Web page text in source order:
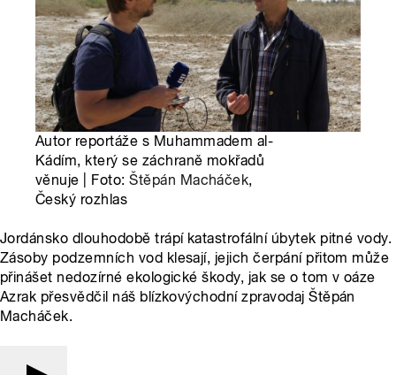
Autor reportáže s Muhammadem al-
Kádím, který se záchraně mokřadů
věnuje | Foto:Štěpán Macháček,
Český rozhlas
Jordánsko dlouhodobě trápí katastrofální úbytek pitné vody.
Zásoby podzemních vod klesají, jejich čerpání přitom může
přinášet nedozírné ekologické škody, jak se o tom v oáze
Azrak přesvědčil náš blízkovýchodní zpravodaj Štěpán
Macháček.